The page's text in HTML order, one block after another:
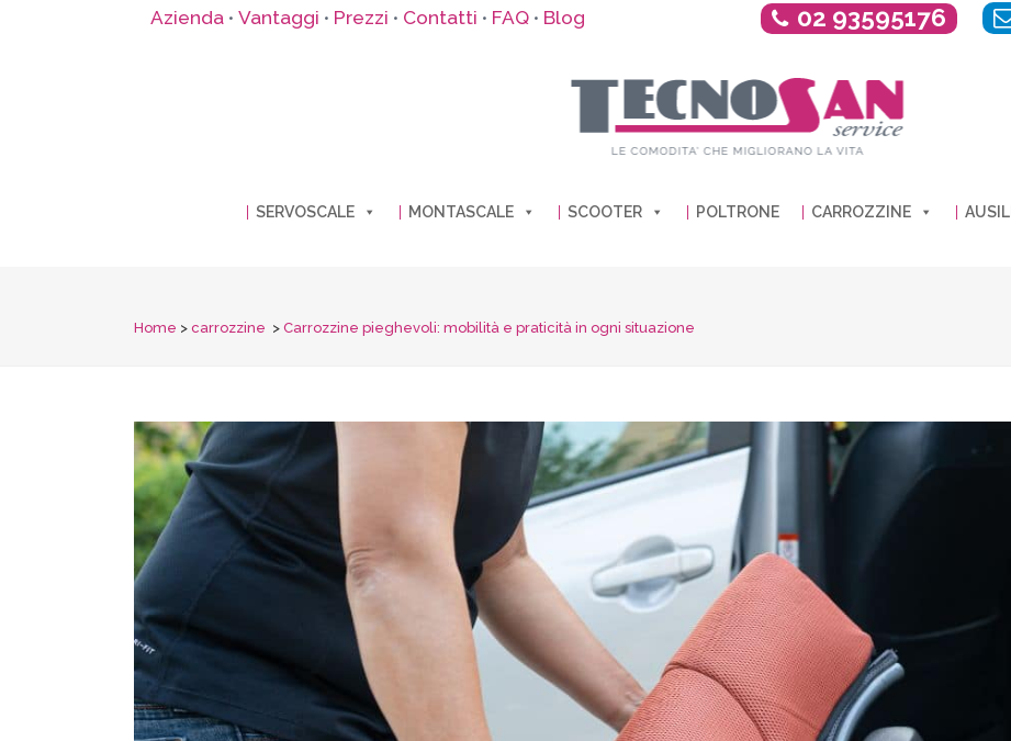
Azienda • Vantaggi • Prezzi • Contatti • FAQ • Blog 02 93595176
SERVOSCALE MONTASCALE SCOOTER POLTRONE CARROZZINE AUSILI
Home > carrozzine > Carrozzine pieghevoli: mobilità e praticità in ogni situazione